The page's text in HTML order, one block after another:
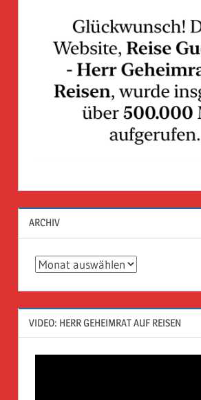
ARCHIV
Archiv
VIDEO: HERR GEHEIMRAT AUF REISEN